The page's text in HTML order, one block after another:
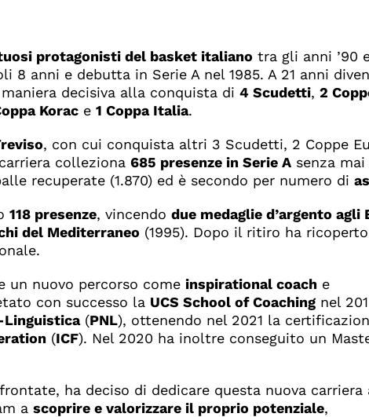
protagonisti del basket italianotra gli anni ’90
8 anni e debutta in Serie A nel 1985. A 21 anni
decisiva alla conquista di 4 Scudetti, 2
Korace 1 Coppa Italia.
, con cui conquista altri 3 Scudetti, 2 Coppe
colleziona 685 presenze in Serie Asenza mai
recuperate (1.870) ed è secondo per numero di
118 presenze, vincendo due medaglie d’argento agli
del Mediterraneo(1995). Dopo il ritiro ha
un nuovo percorso come inspirational coache
con successo la UCS School of Coachingnel
Linguistica(PNL), ottenendo nel 2021 la
(ICF). Nel 2020 ha inoltre conseguito un
ha deciso di dedicare questa nuova carriera
a scoprire e valorizzare il proprio potenziale,